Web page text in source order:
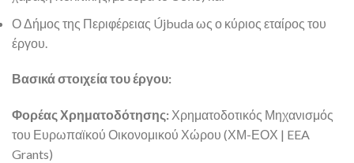
Ο Δήμος της Περιφέρειας Újbuda ως ο κύριος εταίρος του
έργου.
Βασικά στοιχεία του έργου:
Φορέας Χρηματοδότησης: Χρηματοδοτικός Μηχανισμός
του Ευρωπαϊκού Οικονομικού Χώρου (ΧΜ-ΕΟΧ | EEA
Grants)